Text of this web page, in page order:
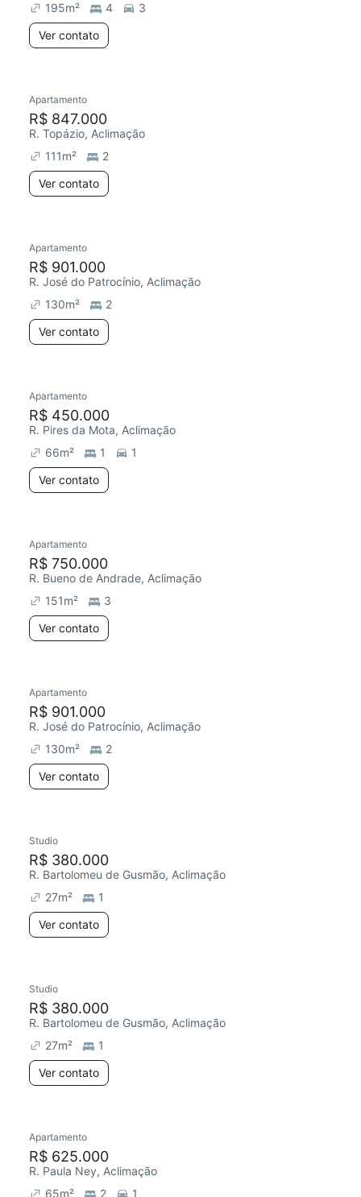
195m² 4
3
Ver contato
Apartamento
R$ 847.000
R. Topázio, Aclimação
111m²
2
Ver contato
Apartamento
R$ 901.000
R. José do Patrocínio, Aclimação
130m²
2
Ver contato
Apartamento
R$ 450.000
R. Pires da Mota, Aclimação
66m² 1
1
Ver contato
Apartamento
R$ 750.000
R. Bueno de Andrade, Aclimação
151m²
3
Ver contato
Apartamento
R$ 901.000
R. José do Patrocínio, Aclimação
130m²
2
Ver contato
Studio
R$ 380.000
R. Bartolomeu de Gusmão, Aclimação
27m²
1
Ver contato
Studio
R$ 380.000
R. Bartolomeu de Gusmão, Aclimação
27m²
1
Ver contato
Apartamento
R$ 625.000
R. Paula Ney, Aclimação
65m² 2 1